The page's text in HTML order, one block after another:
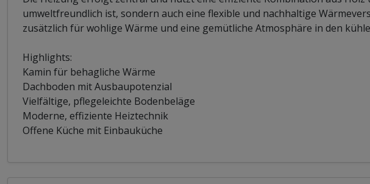
umweltfreundlich ist, sondern auch eine flexible und nachhaltige
zusätzlich für wohlige Wärme und eine gemütliche Atmosphäre in den
Highlights:
Kamin für behagliche Wärme
Dachboden mit Ausbaupotenzial
Vielfältige, pflegeleichte Bodenbeläge
Moderne, effiziente Heiztechnik
Offene Küche mit Einbauküche